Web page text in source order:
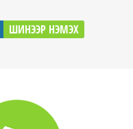
ШИНЭЭР НЭМЭХ